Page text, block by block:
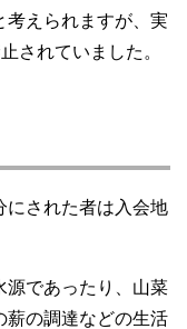
考えられますが、実
されていました。
にされた者は入会地
源であったり、山菜
薪の調達などの生活